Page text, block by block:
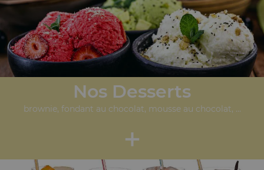
Nos Desserts
brownie, fondant au chocolat, mousse au chocolat, ...
+